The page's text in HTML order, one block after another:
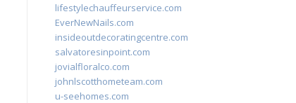
lifestylechauffeurservice.com
EverNewNails.com
insideoutdecoratingcentre.com
salvatoresinpoint.com
jovialfloralco.com
johnlscotthometeam.com
u-seehomes.com